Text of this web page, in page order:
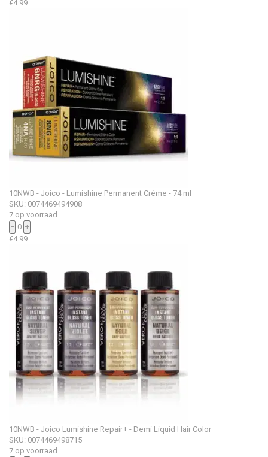
€4.99
10NWB - Joico - Lumishine Permanent Crème - 74 ml
SKU: 0074469494908
7 op voorraad
− 0 +
€4.99
10NWB - Joico Lumishine Repair+ - Demi Liquid Hair Color
SKU: 0074469498715
7 op voorraad